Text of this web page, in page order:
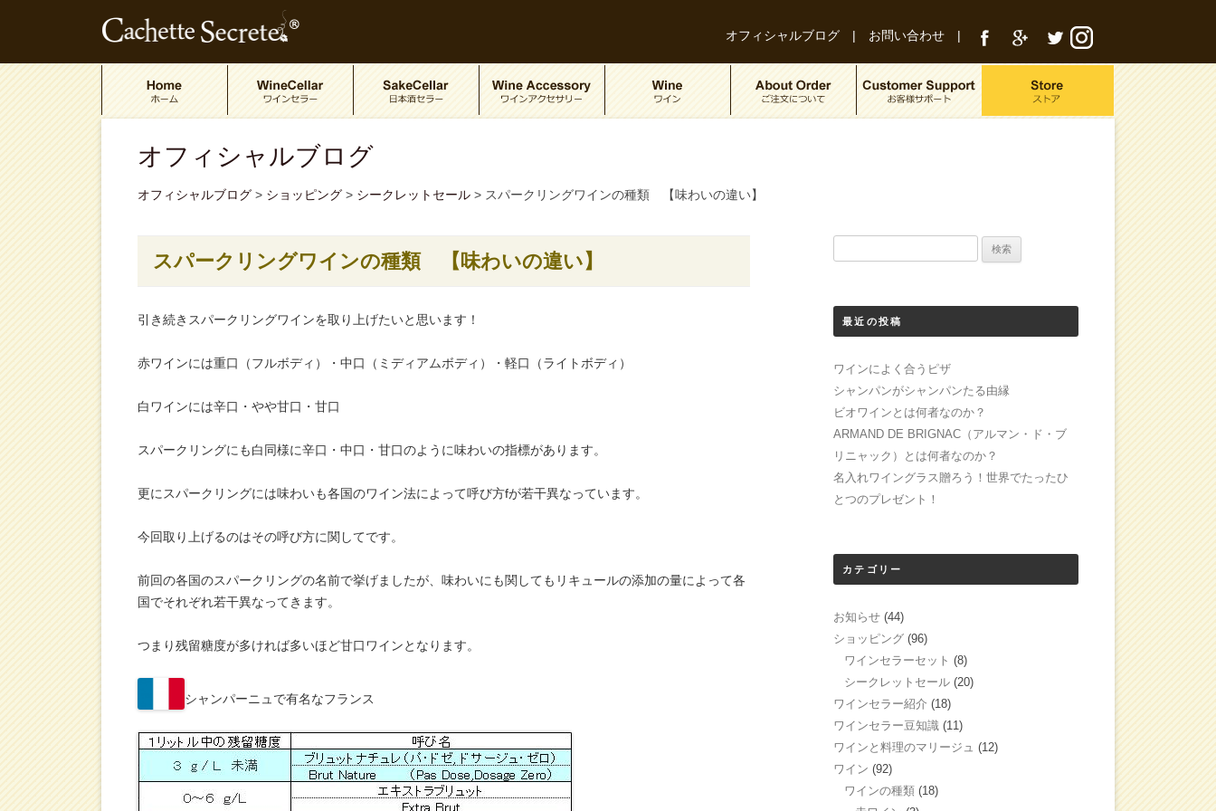
オフィシャルブログ | お問い合わせ |
オフィシャルブログ
オフィシャルブログ > ショッピング > シークレットセール > スパークリングワインの種類 【味わいの違い】
スパークリングワインの種類 【味わいの違い】
引き続きスパークリングワインを取り上げたいと思います！
赤ワインには重口（フルボディ）・中口（ミディアムボディ）・軽口（ライトボディ）
白ワインには辛口・やや甘口・甘口
スパークリングにも白同様に辛口・中口・甘口のように味わいの指標があります。
更にスパークリングには味わいも各国のワイン法によって呼び方fが若干異なっています。
今回取り上げるのはその呼び方に関してです。
前回の各国のスパークリングの名前で挙げましたが、味わいにも関してもリキュールの添加の量によって各
国でそれぞれ若干異なってきます。
つまり残留糖度が多ければ多いほど甘口ワインとなります。
シャンパーニュで有名なフランス
最近の投稿
ワインによく合うピザ
シャンパンがシャンパンたる由縁
ビオワインとは何者なのか？
ARMAND DE BRIGNAC（アルマン・ド・ブ
リニャック）とは何者なのか？
名入れワイングラス贈ろう！世界でたったひ
とつのプレゼント！
カテゴリー
お知らせ (44)
ショッピング (96)
ワインセラーセット (8)
シークレットセール (20)
ワインセラー紹介 (18)
ワインセラー豆知識 (11)
ワインと料理のマリージュ (12)
ワイン (92)
ワインの種類 (18)